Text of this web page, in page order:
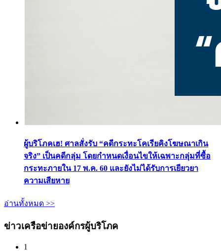
ผู้บริโภคเฮ! ศาลสั่งรับ “คดีกระทะโคเรียคิงโฆษณาเกิน
จริง” เป็นคดีกลุ่ม โดยกำหนดเงื่อนไขให้เฉพาะกลุ่มที่ซื้อ
กระทะภายใน 17 พ.ค. 60 และยังไม่ได้รับการเยียวยา
ความเสียหาย
อ่านทั้งหมด >>
ข่าวเครือข่ายองค์กรผู้บริโภค
1